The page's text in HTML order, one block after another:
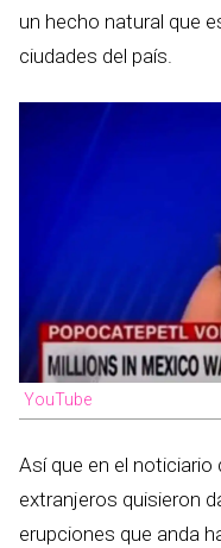
un hecho natural que
ciudades del país.
YouTube
Así que en el noticiario
extranjeros quisieron
erupciones que anda